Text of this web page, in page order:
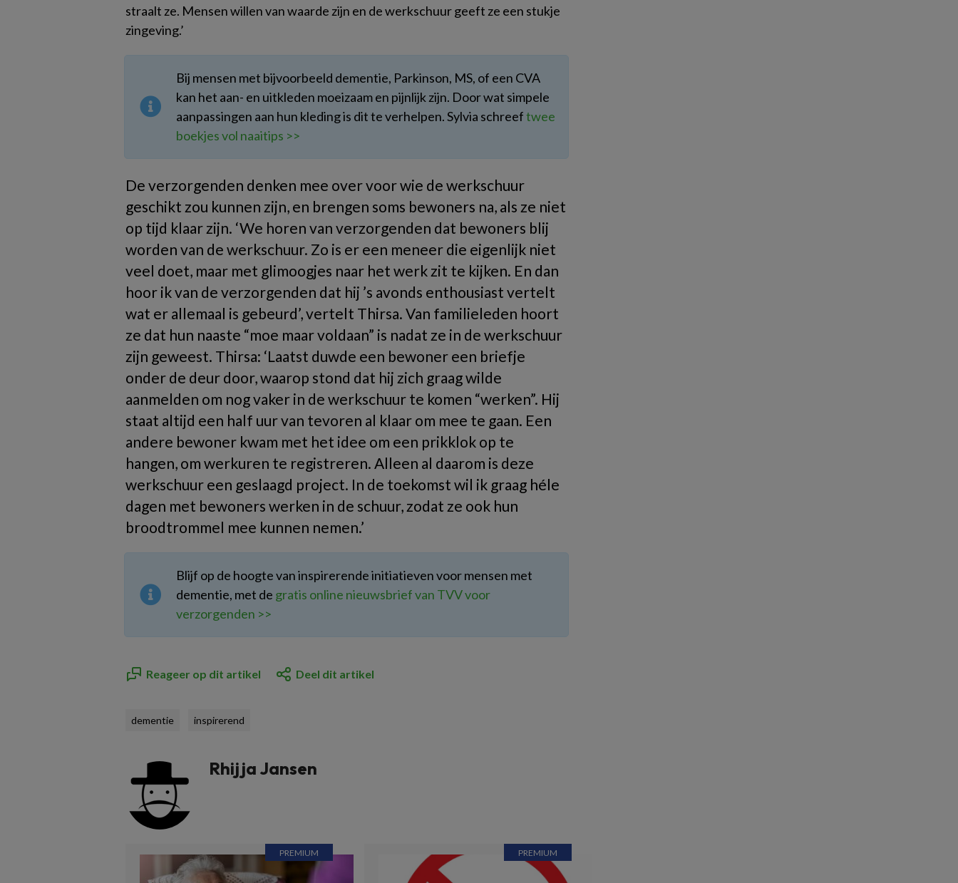
straalt ze. Mensen willen van waarde zijn en de werkschuur geeft ze een stukje
zingeving.’
Bij mensen met bijvoorbeeld dementie, Parkinson, MS, of een CVA
kan het aan- en uitkleden moeizaam en pijnlijk zijn. Door wat simpele
aanpassingen aan hun kleding is dit te verhelpen. Sylvia schreeftwee
boekjes vol naaitips >>
De verzorgenden denken mee over voor wie de werkschuur
geschikt zou kunnen zijn, en brengen soms bewoners na, als ze niet
op tijd klaar zijn. ‘We horen van verzorgenden dat bewoners blij
worden van de werkschuur. Zo is er een meneer die eigenlijk niet
veel doet, maar met glimoogjes naar het werk zit te kijken. En dan
hoor ik van de verzorgenden dat hij ’s avonds enthousiast vertelt
wat er allemaal is gebeurd’, vertelt Thirsa. Van familieleden hoort
ze dat hun naaste “moe maar voldaan” is nadat ze in de werkschuur
zijn geweest. Thirsa: ‘Laatst duwde een bewoner een briefje
onder de deur door, waarop stond dat hij zich graag wilde
aanmelden om nog vaker in de werkschuur te komen “werken”. Hij
staat altijd een half uur van tevoren al klaar om mee te gaan. Een
andere bewoner kwam met het idee om een prikklok op te
hangen, om werkuren te registreren. Alleen al daarom is deze
werkschuur een geslaagd project. In de toekomst wil ik graag héle
dagen met bewoners werken in de schuur, zodat ze ook hun
broodtrommel mee kunnen nemen.’
Blijf op de hoogte van inspirerende initiatieven voor mensen met
dementie, met de gratis online nieuwsbrief van TVV voor
verzorgenden >>
Reageer op dit artikel Deel dit artikel
dementie inspirerend
Rhijja Jansen